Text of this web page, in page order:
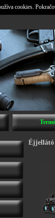
cookies.
Éjjellátó